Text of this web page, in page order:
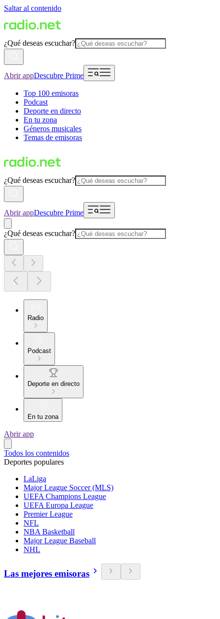
Saltar al contenido
¿Qué deseas escuchar?
Abrir appDescubre Prime
Top 100 emisoras
Podcast
Deporte en directo
En tu zona
Géneros musicales
Temas de emisoras
¿Qué deseas escuchar?
Abrir appDescubre Prime
¿Qué deseas escuchar?
Radio
Podcast
Deporte en directo
En tu zona
Abrir app
Todos los contenidos
Deportes populares
LaLiga
Major League Soccer (MLS)
UEFA Champions League
UEFA Europa League
Premier League
NFL
NBA Basketball
Major League Baseball
NHL
Las mejores emisoras